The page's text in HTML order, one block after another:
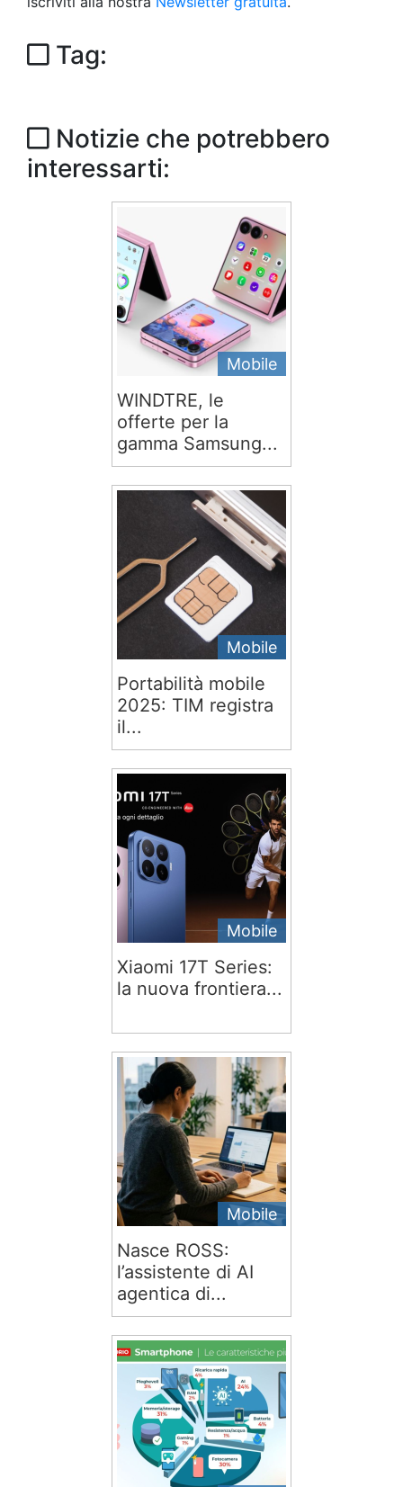
Tag:
Notizie che potrebbero
interessarti:
Mobile
WINDTRE, le
offerte per la
gamma Samsung...
Mobile
Portabilità mobile
2025: TIM registra
il...
Mobile
Xiaomi 17T Series:
la nuova frontiera...
Mobile
Nasce ROSS:
l’assistente di AI
agentica di...